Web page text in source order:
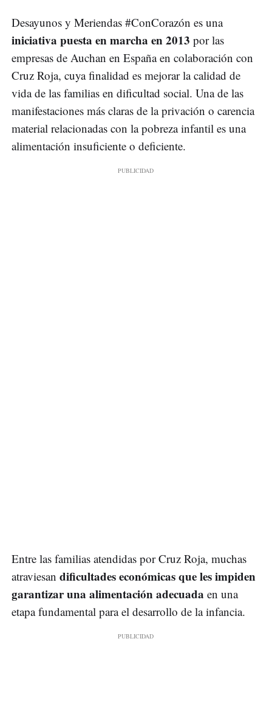
Desayunos y Meriendas #ConCorazón es una
iniciativa puesta en marcha en 2013 por las
empresas de Auchan en España en colaboración con
Cruz Roja, cuya finalidad es mejorar la calidad de
vida de las familias en dificultad social. Una de las
manifestaciones más claras de la privación o carencia
material relacionadas con la pobreza infantil es una
alimentación insuficiente o deficiente.
Entre las familias atendidas por Cruz Roja, muchas
atraviesan dificultades económicas que les impiden
garantizar una alimentación adecuada en una
etapa fundamental para el desarrollo de la infancia.